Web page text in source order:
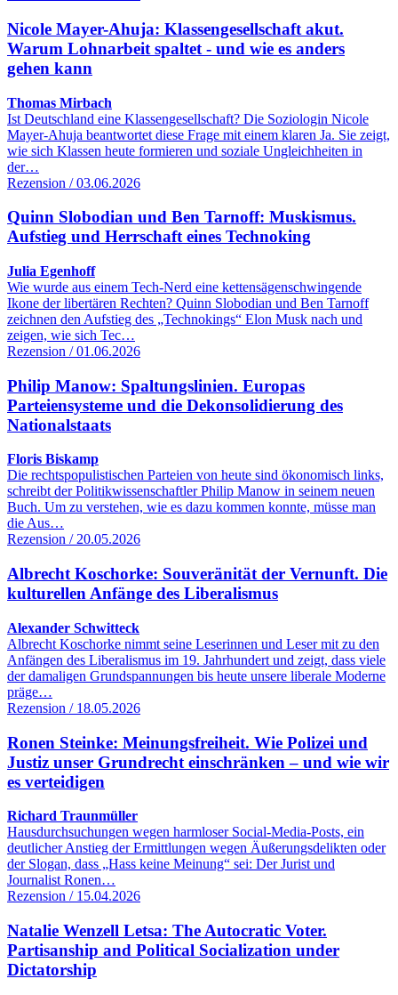
Nicole Mayer-Ahuja: Klassengesellschaft akut.
Warum Lohnarbeit spaltet - und wie es anders
gehen kann
Thomas Mirbach
Ist Deutschland eine Klassengesellschaft? Die Soziologin Nicole
Mayer-Ahuja beantwortet diese Frage mit einem klaren Ja. Sie zeigt,
wie sich Klassen heute formieren und soziale Ungleichheiten in
der…
Rezension / 03.06.2026
Quinn Slobodian und Ben Tarnoff: Muskismus.
Aufstieg und Herrschaft eines Technoking
Julia Egenhoff
Wie wurde aus einem Tech-Nerd eine kettensägenschwingende
Ikone der libertären Rechten? Quinn Slobodian und Ben Tarnoff
zeichnen den Aufstieg des „Technokings“ Elon Musk nach und
zeigen, wie sich Tec…
Rezension / 01.06.2026
Philip Manow: Spaltungslinien. Europas
Parteiensysteme und die Dekonsolidierung des
Nationalstaats
Floris Biskamp
Die rechtspopulistischen Parteien von heute sind ökonomisch links,
schreibt der Politikwissenschaftler Philip Manow in seinem neuen
Buch. Um zu verstehen, wie es dazu kommen konnte, müsse man
die Aus…
Rezension / 20.05.2026
Albrecht Koschorke: Souveränität der Vernunft. Die
kulturellen Anfänge des Liberalismus
Alexander Schwitteck
Albrecht Koschorke nimmt seine Leserinnen und Leser mit zu den
Anfängen des Liberalismus im 19. Jahrhundert und zeigt, dass viele
der damaligen Grundspannungen bis heute unsere liberale Moderne
präge…
Rezension / 18.05.2026
Ronen Steinke: Meinungsfreiheit. Wie Polizei und
Justiz unser Grundrecht einschränken – und wie wir
es verteidigen
Richard Traunmüller
Hausdurchsuchungen wegen harmloser Social-Media-Posts, ein
deutlicher Anstieg der Ermittlungen wegen Äußerungsdelikten oder
der Slogan, dass „Hass keine Meinung“ sei: Der Jurist und
Journalist Ronen…
Rezension / 15.04.2026
Natalie Wenzell Letsa: The Autocratic Voter.
Partisanship and Political Socialization under
Dictatorship